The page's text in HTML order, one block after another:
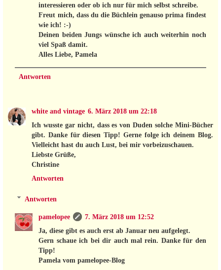
interessieren oder ob ich nur für mich selbst schreibe.
Freut mich, dass du die Büchlein genauso prima findest
wie ich! :-)
Deinen beiden Jungs wünsche ich auch weiterhin noch
viel Spaß damit.
Alles Liebe, Pamela
Antworten
white and vintage 6. März 2018 um 22:18
Ich wusste gar nicht, dass es von Duden solche Mini-Bücher
gibt. Danke für diesen Tipp! Gerne folge ich deinem Blog.
Vielleicht hast du auch Lust, bei mir vorbeizuschauen.
Liebste Grüße,
Christine
Antworten
Antworten
pamelopee
7. März 2018 um 12:52
Ja, diese gibt es auch erst ab Januar neu aufgelegt.
Gern schaue ich bei dir auch mal rein. Danke für den
Tipp!
Pamela vom pamelopee-Blog